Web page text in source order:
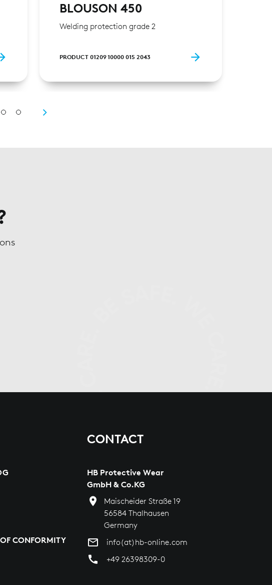
BLOUSON 450
Welding protection grade 2
PRODUCT 01209 10000 015 2043
CONFORMITY
CONTACT
HB Protective Wear
GmbH & Co.KG
Maischeider Straße 19
56584 Thalhausen
Germany
info(at)hb-online.com
+49 26398309-0